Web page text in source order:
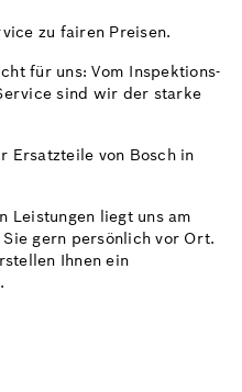
zu fairen Preisen.
für uns: Vom Inspektions-
sind wir der starke
Ersatzteile von Bosch in
Leistungen liegt uns am
gern persönlich vor Ort.
Ihnen ein